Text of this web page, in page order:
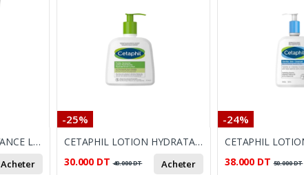
CETAPHIL DAILY ADVANCE LOTION ULTRA HYDRATANTE 225G
Acheter
-25%
CETAPHIL LOTION HYDRATANTE 237ML
30.000 DT 40.000DT Acheter
-24%
38.000 DT 50.000DT